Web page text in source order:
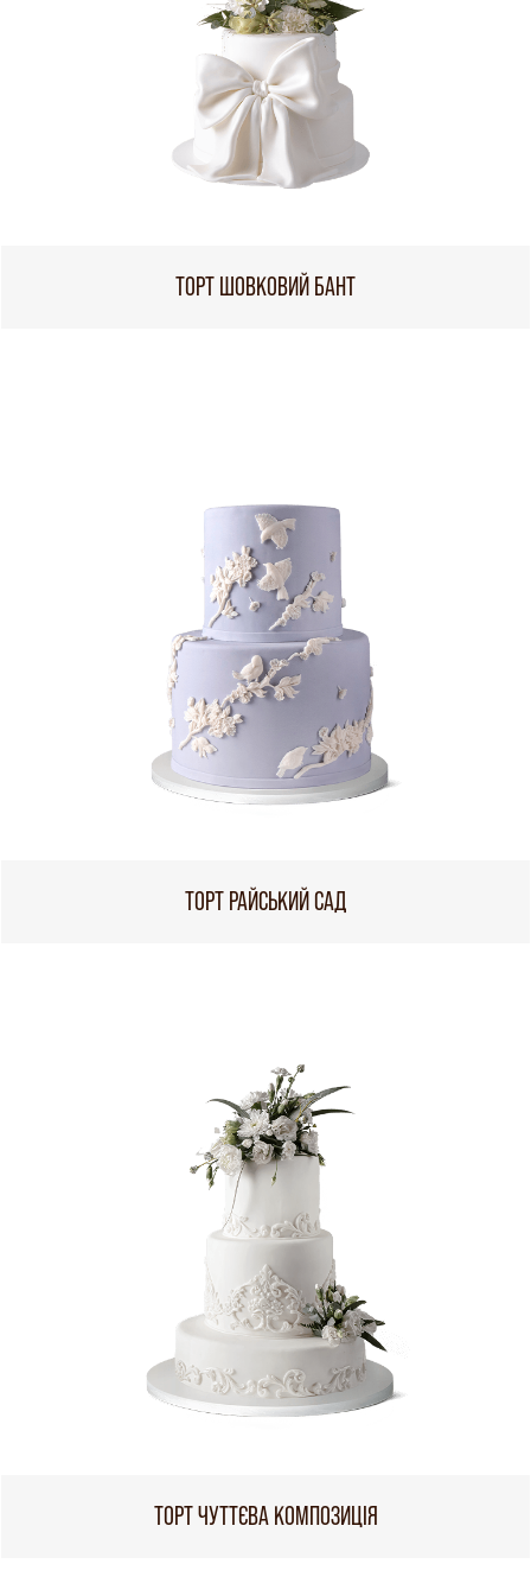
ТОРТ ШОВКОВИЙ БАНТ
ТОРТ РАЙСЬКИЙ САД
ТОРТ ЧУТТЄВА КОМПОЗИЦІЯ